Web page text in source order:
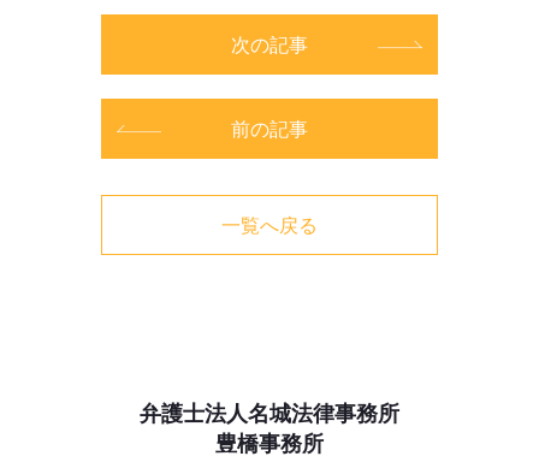
前の記事
次の記事
一覧へ戻る
弁護士法人名城法律事務所
豊橋事務所